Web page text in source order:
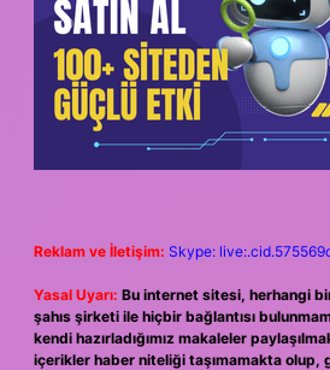
Reklam ve İletişim: Skype:
Yasal Uyarı: Bu internet sitesi, herhangi
şahıs şirketi ile hiçbir bağlantısı
kendi hazırladığımız makaleler
içerikler haber niteliği taşımamakta olup,